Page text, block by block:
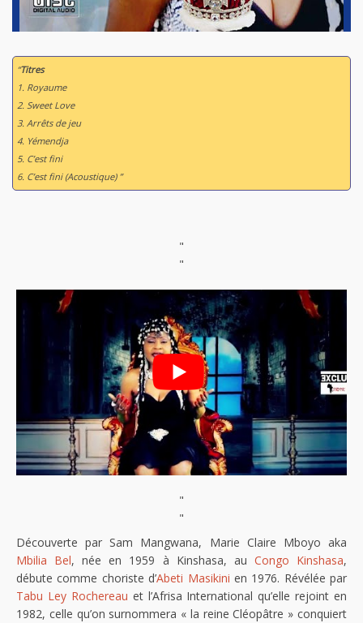
“Titres
1. Royaume
2. Sweet Love
3. Arrêts de jeu
4. Yémendja
5. C’est fini
6. C’est fini (Acoustique) ”
"
"
"
"
Découverte par Sam Mangwana, Marie Claire Mboyo aka
Mbilia Bel, née en 1959 à Kinshasa, au Congo Kinshasa,
débute comme choriste d’Abeti Masikini en 1976. Révélée par
Tabu Ley Rochereau et l’Afrisa International qu’elle rejoint en
1982, celle qu’on surnommera « la reine Cléopâtre » conquiert